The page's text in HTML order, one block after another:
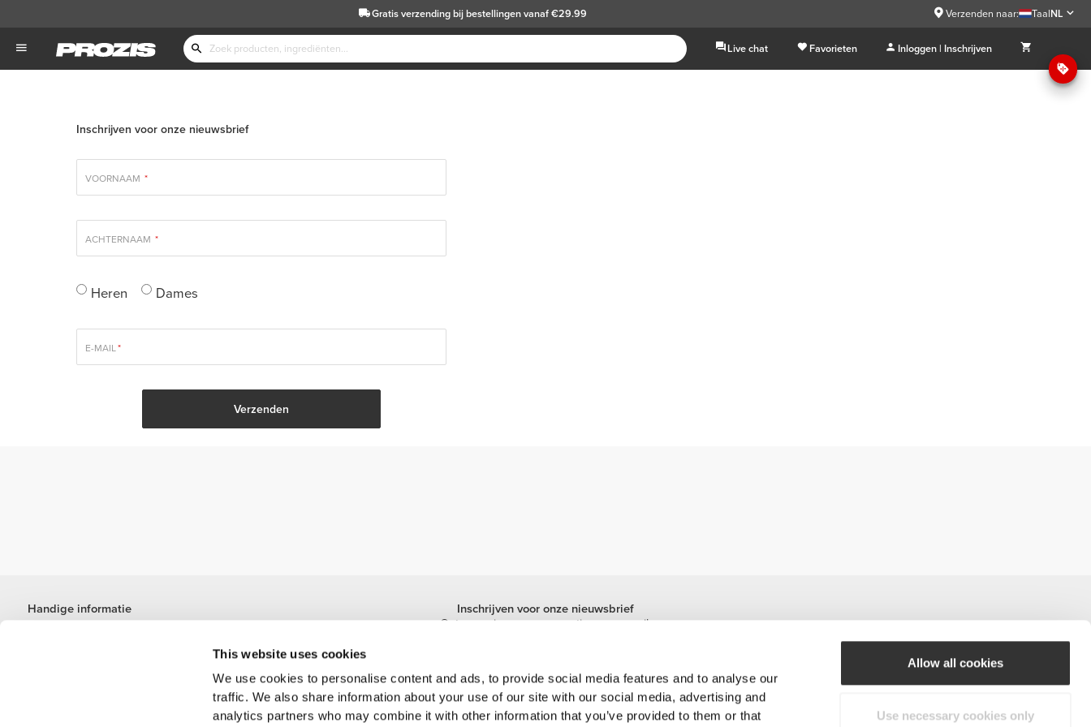
This website uses cookies
We use cookies to personalise content and ads, to provide social media features and to analyse our
traffic. We also share information about your use of our site with our social media, advertising and
analytics partners who may combine it with other information that you’ve provided to them or that
Allow all cookies
Use necessary cookies only
Gratis verzendingbij bestellingen vanaf €29.99 Verzenden naar: TaalNL
Live chat Favorieten Inloggen | Inschrijven
Inschrijven voor onze nieuwsbrief
VOORNAAM *
ACHTERNAAM *
Heren Dames
E-MAIL*
Handige informatie
Inschrijven voor onze nieuwsbrief
Ontvang nieuws en promoties per e-mail.